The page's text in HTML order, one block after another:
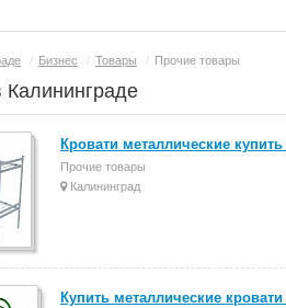
/ Бизнес / Товары / Прочие товары
Кровати металлические
Прочие товары
Калининград
Купить металлические